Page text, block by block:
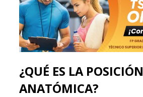
¿QUÉ ES LA POSICIÓN
ANATÓMICA?